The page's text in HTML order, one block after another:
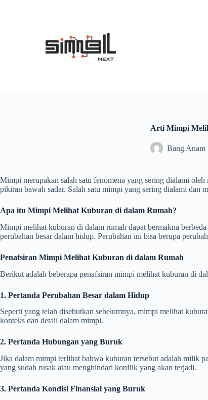
Arti Mimpi
Bang Anam
Mimpi merupakan salah satu fenomena yang sering dialami
pikiran bawah sadar. Salah satu mimpi yang sering dialami dan
Apa itu Mimpi Melihat Kuburan di dalam Rumah?
Mimpi melihat kuburan di dalam rumah dapat bermakna
perubahan besar dalam hidup. Perubahan ini bisa berupa
Penafsiran Mimpi Melihat Kuburan di dalam Rumah
Berikut adalah beberapa penafsiran mimpi melihat kuburan di
1. Pertanda Perubahan Besar dalam Hidup
Seperti yang telah disebutkan sebelumnya, mimpi melihat
konteks dan detail dalam mimpi.
2. Pertanda Hubungan yang Buruk
Jika dalam mimpi terlihat bahwa kuburan tersebut adalah milik
yang sudah rusak atau menghindari konflik yang akan terjadi.
3. Pertanda Kondisi Finansial yang Buruk